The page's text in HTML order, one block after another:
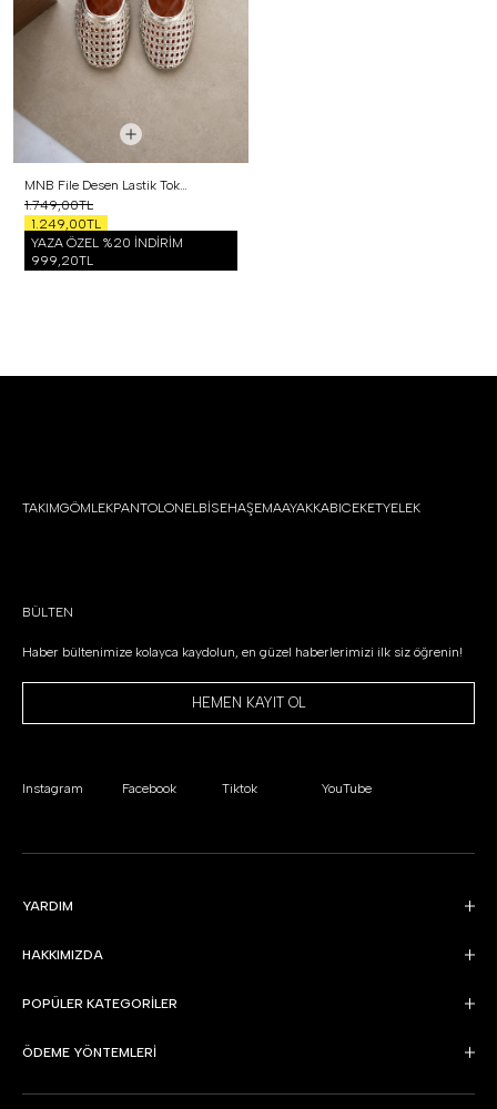
MNB File Desen Lastik Tokalı Babet Gümüş
1.749,00TL
1.249,00TL
YAZA ÖZEL %20 İNDİRİM
999,20TL
TAKIMGÖMLEKPANTOLONELBİSEHAŞEMAAYAKKABICEKETYELEK
BÜLTEN
Haber bültenimize kolayca kaydolun, en güzel haberlerimizi ilk siz öğrenin!
HEMEN KAYIT OL
Instagram Facebook Tiktok YouTube
YARDIM
HAKKIMIZDA
POPÜLER KATEGORİLER
ÖDEME YÖNTEMLERİ